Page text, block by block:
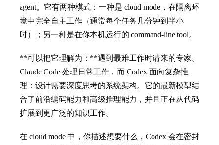
agent。它有两种模式：一种是 cloud mode，在隔离环
境中完全自主工作（通常每个任务几分钟到半小
时）；另一种是在你本机运行的 command-line tool。
**可以把它理解为：**遇到最难工作时请来的专家。
Claude Code 处理日常工作，而 Codex 面向复杂推
理：设计需要深度思考的系统架构。它的最新模型结
合了前沿编码能力和高级推理能力，并且正在从代码
扩展到更广泛的知识工作。
在 cloud mode 中，你描述想要什么，Codex 会在密封